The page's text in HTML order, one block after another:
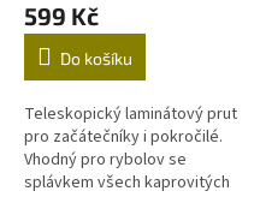
599 Kč
Do košíku
Teleskopický laminátový prut
pro začátečníky i pokročilé.
Vhodný pro rybolov se
splávkem všech kaprovitých